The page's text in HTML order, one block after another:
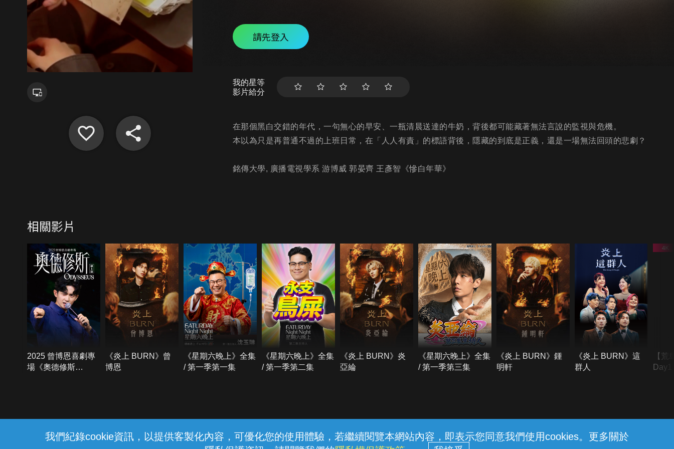
我們紀錄cookie資訊，以提供客製化內容，可優化您的使用體驗，若繼續閱覽本網站內容，即表示您同意我們使用cookies。更多關於
請先登入
我的星等
影片給分
在那個黑白交錯的年代，一句無心的早安、一瓶清晨送達的牛奶，背後都可能藏著無法言說的監視與危機。
本以為只是再普通不過的上班日常，在「人人有責」的標語背後，隱藏的到底是正義，還是一場無法回頭的悲劇？
銘傳大學, 廣播電視學系 游博威 郭晏齊 王彥智《慘白年華》
相關影片
2025 曾博恩喜劇專
場《奧德修斯
《炎上 BURN》曾
博恩
《星期六晚上》全集
/ 第一季第一集
《星期六晚上》全集
/ 第一季第二集
《炎上 BURN》炎
亞綸
《星期六晚上》全集
/ 第一季第三集
《炎上 BURN》鍾
明軒
《炎上 BURN》這
群人
【荒
線上客服 服務條款 隱私權保護